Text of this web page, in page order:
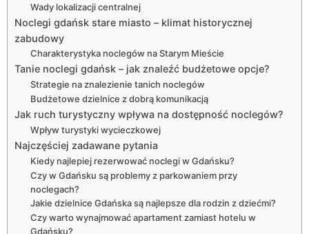
Wady lokalizacji centralnej
Noclegi gdańsk stare miasto – klimat historycznej
zabudowy
Charakterystyka noclegów na Starym Mieście
Tanie noclegi gdańsk – jak znaleźć budżetowe opcje?
Strategie na znalezienie tanich noclegów
Budżetowe dzielnice z dobrą komunikacją
Jak ruch turystyczny wpływa na dostępność noclegów?
Wpływ turystyki wycieczkowej
Najczęściej zadawane pytania
Kiedy najlepiej rezerwować noclegi w Gdańsku?
Czy w Gdańsku są problemy z parkowaniem przy
noclegach?
Jakie dzielnice Gdańska są najlepsze dla rodzin z dziećmi?
Czy warto wynajmować apartament zamiast hotelu w
Gdańsku?